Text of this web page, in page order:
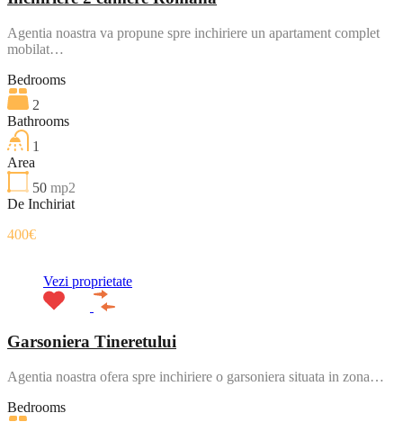
Agentia noastra va propune spre inchiriere un apartament complet
mobilat…
Bedrooms
2
Bathrooms
1
Area
50 mp2
De Inchiriat
400€
Vezi proprietate
Garsoniera Tineretului
Agentia noastra ofera spre inchiriere o garsoniera situata in zona…
Bedrooms